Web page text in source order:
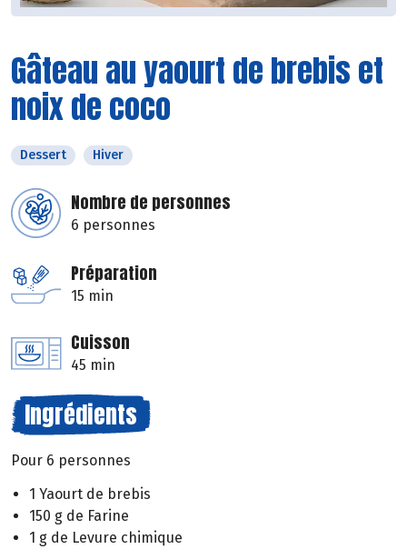
Gâteau au yaourt de brebis et
noix de coco
Dessert Hiver
Nombre de personnes
6 personnes
Préparation
15 min
Cuisson
45 min
Ingrédients
Pour 6 personnes
1 Yaourt de brebis
150 g de Farine
1 g de Levure chimique